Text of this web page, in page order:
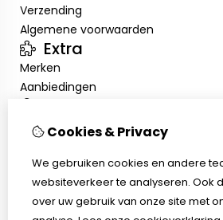
Verzending
Algemene voorwaarden
Extra
Merken
Aanbiedingen
Inloggen
Nieuwsbrief
Klantenservice
Contact
Cookies & Privacy
We gebruiken cookies en andere
websiteverkeer te analyseren. Ook
over uw gebruik van onze site met